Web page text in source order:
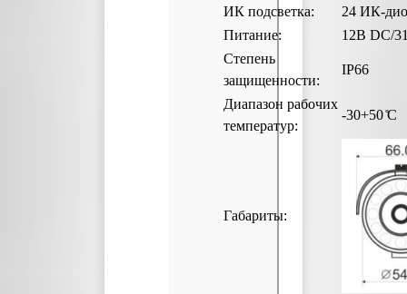
ИК подсветка:
24 ИК-
Питание:
12В DC/
Степень
защищенности:
IP66
Диапазон рабочих
температур:
-30+50 ̊С
Габариты: